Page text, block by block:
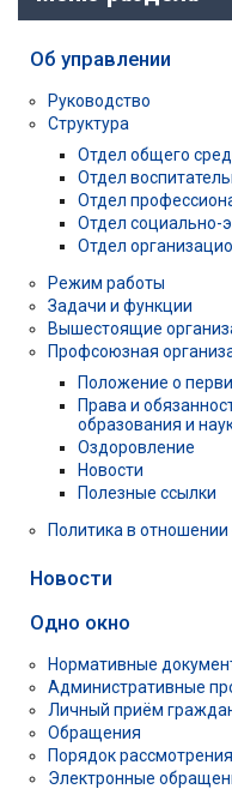
Об управлении
Руководство
Структура
Отдел общего
Отдел
Отдел
Отдел социально-
Отдел
Режим работы
Задачи и функции
Вышестоящие
Профсоюзная
Положение о
Права и
образования и
Оздоровление
Новости
Полезные ссылки
Политика в
Новости
Одно окно
Нормативные
Административные
Личный приём
Обращения
Порядок
Электронные